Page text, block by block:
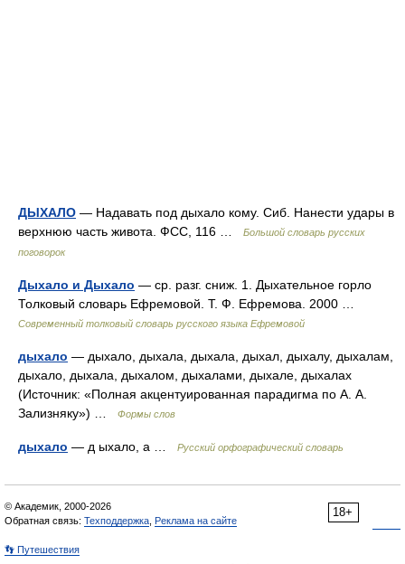
ДЫХАЛО — Надавать под дыхало кому. Сиб. Нанести удары в
верхнюю часть живота. ФСС, 116 …
Большой словарь русских
поговорок
Дыхало и Дыхало — ср. разг. сниж. 1. Дыхательное горло
Толковый словарь Ефремовой. Т. Ф. Ефремова. 2000 …
Современный толковый словарь русского языка Ефремовой
дыхало — дыхало, дыхала, дыхала, дыхал, дыхалу, дыхалам,
дыхало, дыхала, дыхалом, дыхалами, дыхале, дыхалах
(Источник: «Полная акцентуированная парадигма по А. А.
Зализняку») …
Формы слов
дыхало — д ыхало, а … Русский орфографический словарь
18+
© Академик, 2000-2026
Обратная связь: Техподдержка Реклама на сайте
👣 Путешествия